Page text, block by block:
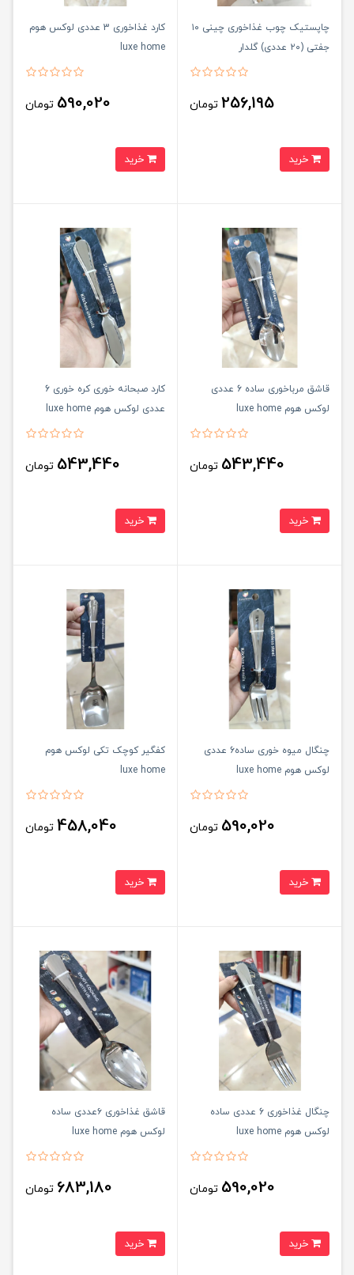
چاپستیک چوب غذاخوری چینی ۱۰
جفتی (۲۰ عددی) گلدار
256,195 تومان
کارد غذاخوری 3 عددی لوکس هوم
luxe home
590,020 تومان
قاشق مرباخوری ساده 6 عددی
لوکس هوم luxe home
543,440 تومان
کارد صبحانه خوری کره خوری 6
عددی لوکس هوم luxe home
543,440 تومان
چنگال میوه خوری ساده6 عددی
لوکس هوم luxe home
590,020 تومان
کفگیر کوچک تکی لوکس هوم
luxe home
458,040 تومان
چنگال غذاخوری 6 عددی ساده
لوکس هوم luxe home
590,020 تومان
قاشق غذاخوری ۶عددی ساده
لوکس هوم luxe home
683,180 تومان